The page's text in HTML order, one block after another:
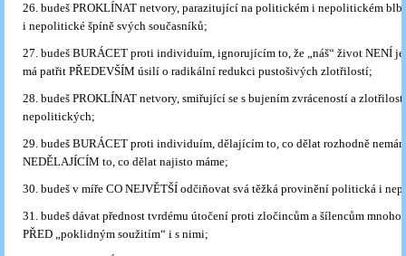
26. budeš PROKLÍNAT netvory, parazitující na politickém i nepolitickém
i nepolitické špíně svých současníků;
27. budeš BURÁCET proti individuím, ignorujícím to, že „náš“ život NENÍ
má patřit PŘEDEVŠÍM úsilí o radikální redukci pustošivých zlotřilostí;
28. budeš PROKLÍNAT netvory, smiřující se s bujením zvráceností a
nepolitických;
29. budeš BURÁCET proti individuím, dělajícím to, co dělat rozhodně
NEDĚLAJÍCÍM to, co dělat najisto máme;
30. budeš v míře CO NEJVĚTŠÍ odčiňovat svá těžká provinění politická i
31. budeš dávat přednost tvrdému útočení proti zločincům a šílencům
PŘED „poklidným soužitím“ i s nimi;